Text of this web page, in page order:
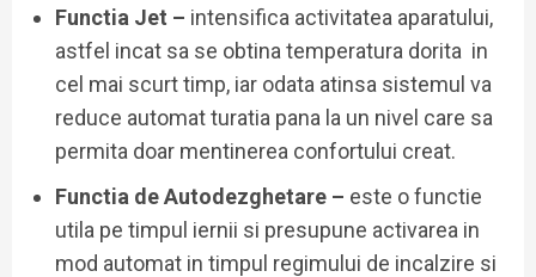
Functia Jet – intensifica activitatea aparatului,
astfel incat sa se obtina temperatura dorita in
cel mai scurt timp, iar odata atinsa sistemul va
reduce automat turatia pana la un nivel care sa
permita doar mentinerea confortului creat.
Functia de Autodezghetare – este o functie
utila pe timpul iernii si presupune activarea in
mod automat in timpul regimului de incalzire si